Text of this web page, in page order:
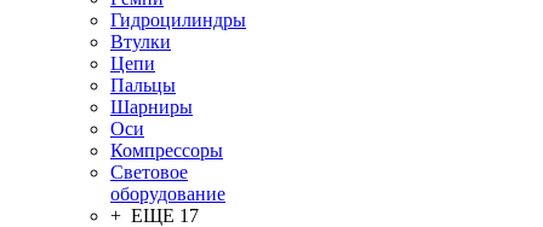
Гидроцилиндры
Втулки
Цепи
Пальцы
Шарниры
Оси
Компрессоры
Световое
оборудование
+ ЕЩЕ 17